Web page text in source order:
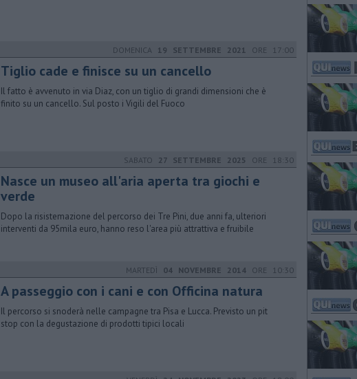
DOMENICA 19 SETTEMBRE 2021 ORE 17:00
Tiglio cade e finisce su un cancello
Il fatto è avvenuto in via Diaz, con un tiglio di grandi dimensioni che è
finito su un cancello. Sul posto i Vigili del Fuoco
SABATO 27 SETTEMBRE 2025 ORE 18:30
Nasce un museo all'aria aperta tra giochi e
verde
Dopo la risistemazione del percorso dei Tre Pini, due anni fa, ulteriori
interventi da 95mila euro, hanno reso l'area più attrattiva e fruibile
MARTEDÌ 04 NOVEMBRE 2014 ORE 10:30
A passeggio con i cani e con Officina natura
Il percorso si snoderà nelle campagne tra Pisa e Lucca. Previsto un pit
stop con la degustazione di prodotti tipici locali